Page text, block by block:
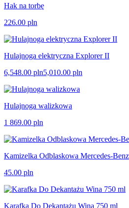
Hak na torbę
226.00 pln
Hulajnoga elektryczna Explorer II
6,548.00 pln5,010.00 pln
Hulajnoga walizkowa
1 869.00 pln
Kamizelka Odblaskowa Mercedes-Benz
45.00 pln
Karafka Do Dekantażu Wina 750 ml